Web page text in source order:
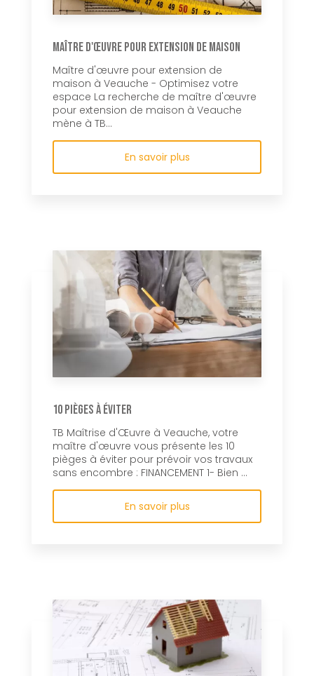
Maître d'œuvre pour extension de maison
Maître d'œuvre pour extension de
maison à Veauche - Optimisez votre
espace La recherche de maître d'œuvre
pour extension de maison à Veauche
mène à TB...
En savoir plus
10 pièges à éviter
TB Maîtrise d'Œuvre à Veauche, votre
maître d'œuvre vous présente les 10
pièges à éviter pour prévoir vos travaux
sans encombre : FINANCEMENT 1- Bien ...
En savoir plus